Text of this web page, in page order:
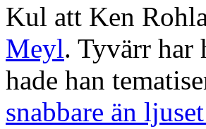
Kul att Ken
Meyl. Tyvärr har
hade han
snabbare än